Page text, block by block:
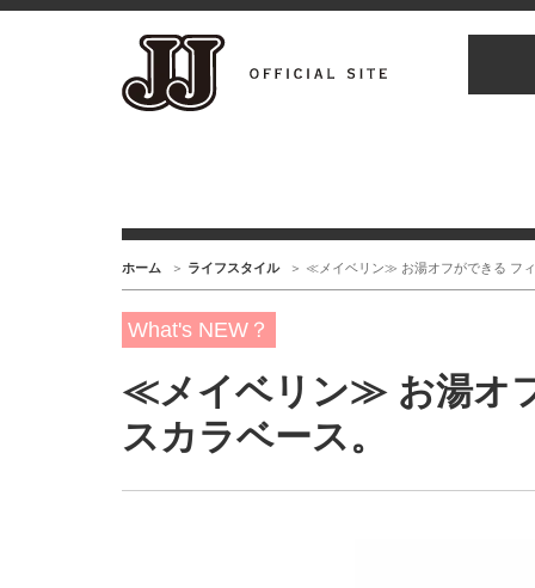
ホーム ライフスタイル ≪メイベリン≫ お湯オフができる フ
What's NEW？
≪メイベリン≫ お湯オ
スカラベース。